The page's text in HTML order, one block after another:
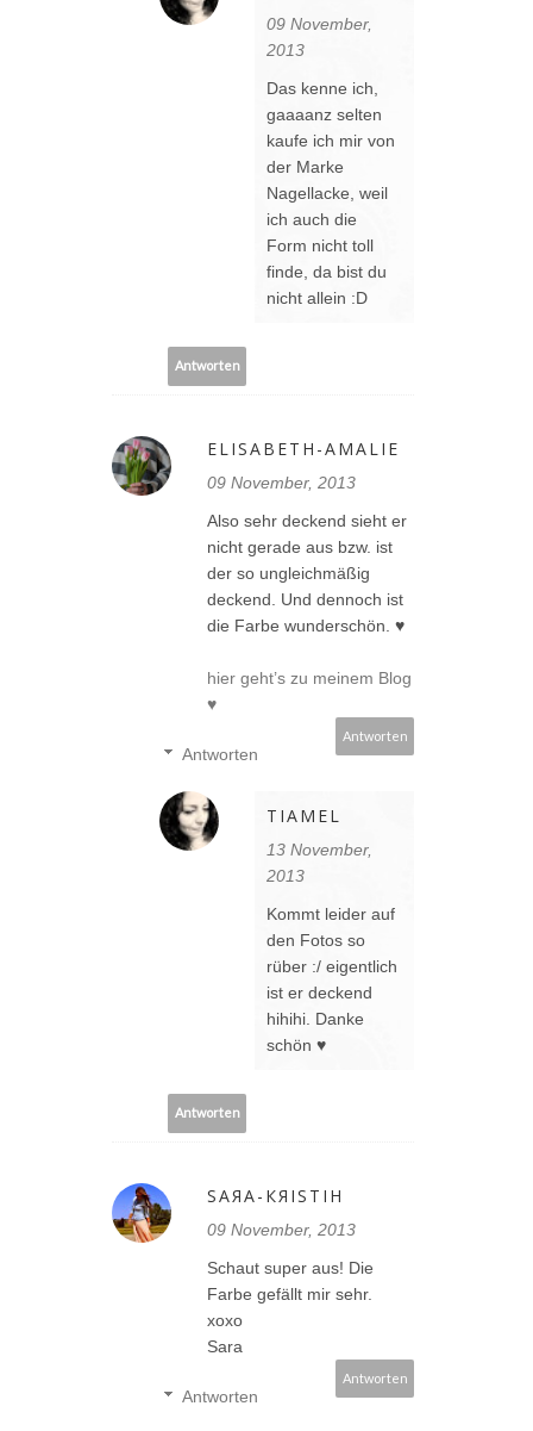
09 November,
2013
Das kenne ich,
gaaaanz selten
kaufe ich mir von
der Marke
Nagellacke, weil
ich auch die
Form nicht toll
finde, da bist du
nicht allein :D
Antworten
ELISABETH-AMALIE
09 November, 2013
Also sehr deckend sieht er
nicht gerade aus bzw. ist
der so ungleichmäßig
deckend. Und dennoch ist
die Farbe wunderschön. ♥
hier geht’s zu meinem Blog
♥
Antworten
Antworten
TIAMEL
13 November,
2013
Kommt leider auf
den Fotos so
rüber :/ eigentlich
ist er deckend
hihihi. Danke
schön ♥
Antworten
ЅΑЯΑ-КЯΙЅТΙΗ
09 November, 2013
Schaut super aus! Die
Farbe gefällt mir sehr.
xoxo
Sara
Antworten
Antworten